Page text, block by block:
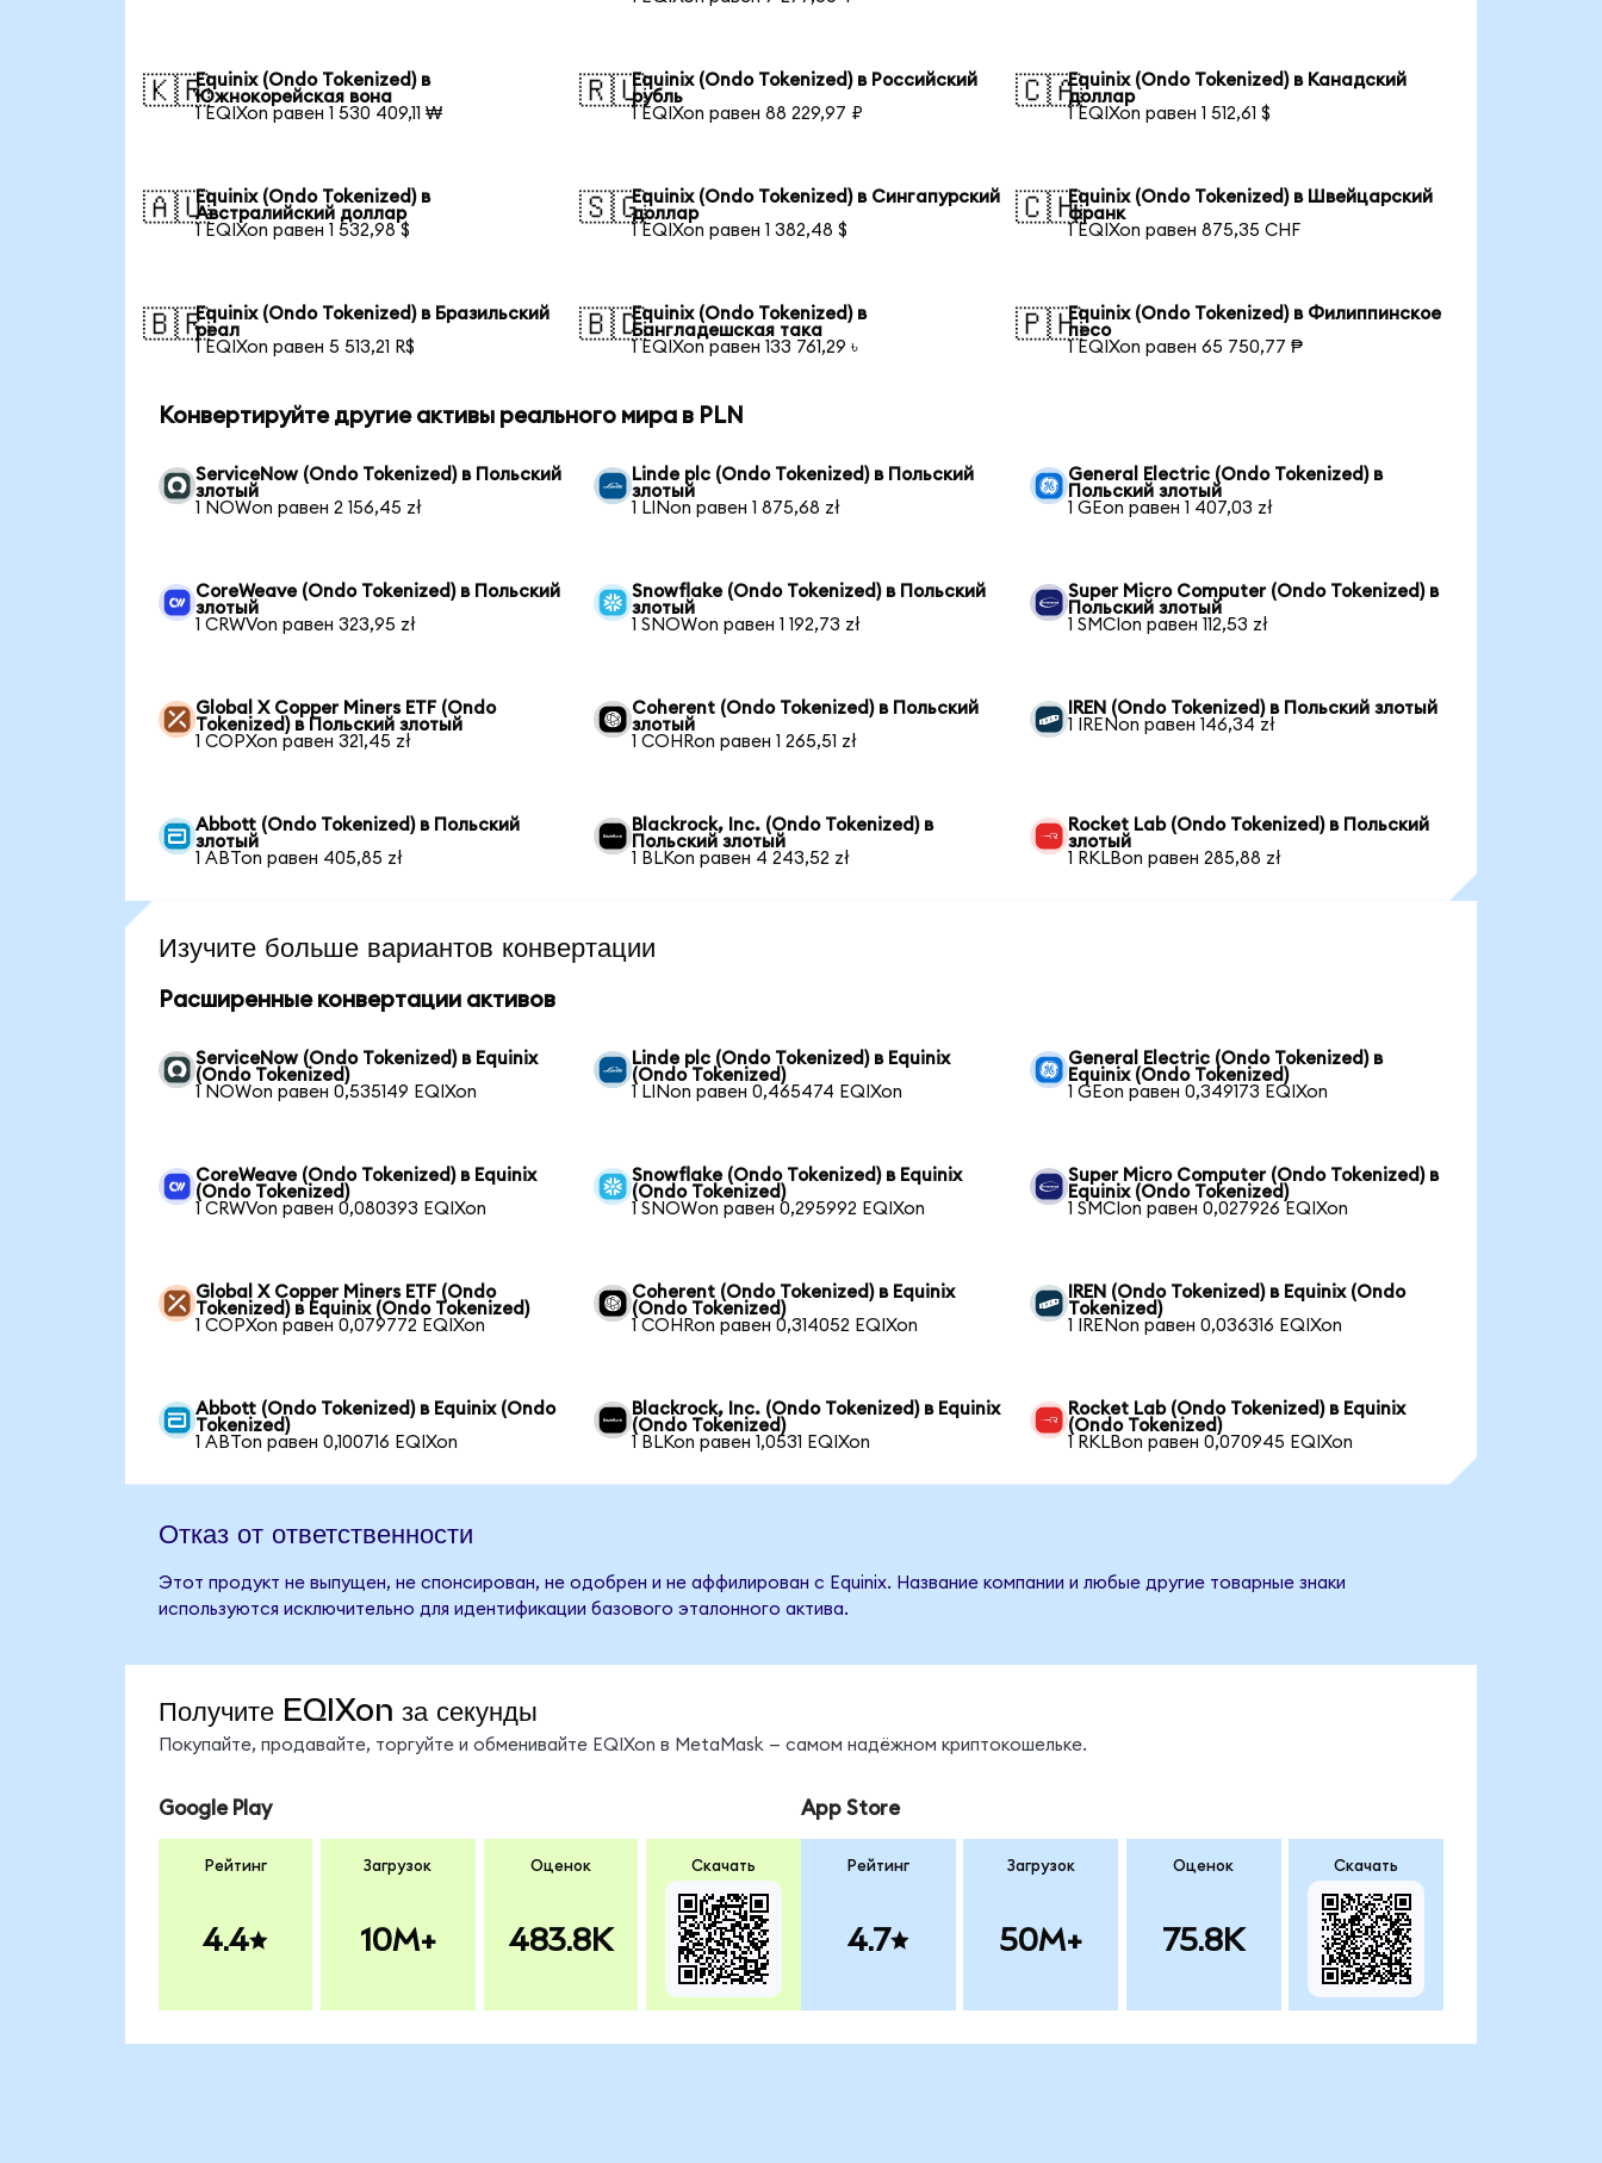
🇰🇷Equinix (Ondo Tokenized) в
Южнокорейская вона
1 EQIXon равен 1 530 409,11 ₩
🇷🇺Equinix (Ondo Tokenized) в Российский
рубль
1 EQIXon равен 88 229,97 ₽
🇨🇦Equinix (Ondo Tokenized) в Канадский
доллар
1 EQIXon равен 1 512,61 $
🇦🇺Equinix (Ondo Tokenized) в
Австралийский доллар
1 EQIXon равен 1 532,98 $
🇸🇬Equinix (Ondo Tokenized) в Сингапурский
доллар
1 EQIXon равен 1 382,48 $
🇨🇭Equinix (Ondo Tokenized) в Швейцарский
франк
1 EQIXon равен 875,35 CHF
🇧🇷Equinix (Ondo Tokenized) в Бразильский
реал
1 EQIXon равен 5 513,21 R$
🇧🇩Equinix (Ondo Tokenized) в
Бангладешская така
1 EQIXon равен 133 761,29 ৳
🇵🇭Equinix (Ondo Tokenized) в Филиппинское
песо
1 EQIXon равен 65 750,77 ₱
Конвертируйте другие активы реального мира в PLN
ServiceNow (Ondo Tokenized) в Польский
злотый
1 NOWon равен 2 156,45 zł
Linde plc (Ondo Tokenized) в Польский
злотый
1 LINon равен 1 875,68 zł
General Electric (Ondo Tokenized) в
Польский злотый
1 GEon равен 1 407,03 zł
CoreWeave (Ondo Tokenized) в Польский
злотый
1 CRWVon равен 323,95 zł
Snowflake (Ondo Tokenized) в Польский
злотый
1 SNOWon равен 1 192,73 zł
Super Micro Computer (Ondo Tokenized) в
Польский злотый
1 SMCIon равен 112,53 zł
Global X Copper Miners ETF (Ondo
Tokenized) в Польский злотый
1 COPXon равен 321,45 zł
Coherent (Ondo Tokenized) в Польский
злотый
1 COHRon равен 1 265,51 zł
IREN (Ondo Tokenized) в Польский злотый
1 IRENon равен 146,34 zł
Abbott (Ondo Tokenized) в Польский
злотый
1 ABTon равен 405,85 zł
Blackrock, Inc. (Ondo Tokenized) в
Польский злотый
1 BLKon равен 4 243,52 zł
Rocket Lab (Ondo Tokenized) в Польский
злотый
1 RKLBon равен 285,88 zł
Изучите больше вариантов конвертации
Расширенные конвертации активов
ServiceNow (Ondo Tokenized) в Equinix
(Ondo Tokenized)
1 NOWon равен 0,535149 EQIXon
Linde plc (Ondo Tokenized) в Equinix
(Ondo Tokenized)
1 LINon равен 0,465474 EQIXon
General Electric (Ondo Tokenized) в
Equinix (Ondo Tokenized)
1 GEon равен 0,349173 EQIXon
CoreWeave (Ondo Tokenized) в Equinix
(Ondo Tokenized)
1 CRWVon равен 0,080393 EQIXon
Snowflake (Ondo Tokenized) в Equinix
(Ondo Tokenized)
1 SNOWon равен 0,295992 EQIXon
Super Micro Computer (Ondo Tokenized) в
Equinix (Ondo Tokenized)
1 SMCIon равен 0,027926 EQIXon
Global X Copper Miners ETF (Ondo
Tokenized) в Equinix (Ondo Tokenized)
1 COPXon равен 0,079772 EQIXon
Coherent (Ondo Tokenized) в Equinix
(Ondo Tokenized)
1 COHRon равен 0,314052 EQIXon
IREN (Ondo Tokenized) в Equinix (Ondo
Tokenized)
1 IRENon равен 0,036316 EQIXon
Abbott (Ondo Tokenized) в Equinix (Ondo
Tokenized)
1 ABTon равен 0,100716 EQIXon
Blackrock, Inc. (Ondo Tokenized) в Equinix
(Ondo Tokenized)
1 BLKon равен 1,0531 EQIXon
Rocket Lab (Ondo Tokenized) в Equinix
(Ondo Tokenized)
1 RKLBon равен 0,070945 EQIXon
Отказ от ответственности
Этот продукт не выпущен, не спонсирован, не одобрен и не аффилирован с Equinix. Название компании и любые другие товарные знаки
используются исключительно для идентификации базового эталонного актива.
Получите EQIXon за секунды
Покупайте, продавайте, торгуйте и обменивайте EQIXon в MetaMask — самом надёжном криптокошельке.
Google Play
Рейтинг
4.4
Загрузок
10M+
Оценок
483.8K
Скачать
App Store
Рейтинг
4.7
Загрузок
50M+
Оценок
75.8K
Скачать